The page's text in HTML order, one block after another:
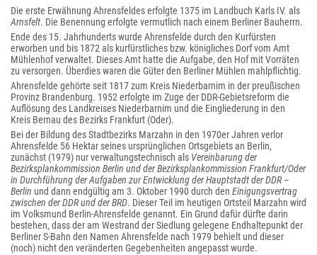
Die erste Erwähnung Ahrensfeldes erfolgte 1375 im Landbuch Karls IV. als
Arnsfelt. Die Benennung erfolgte vermutlich nach einem Berliner Bauherrn.
Ende des 15. Jahrhunderts wurde Ahrensfelde durch den Kurfürsten
erworben und bis 1872 als kurfürstliches bzw. königliches Dorf vom Amt
Mühlenhof verwaltet. Dieses Amt hatte die Aufgabe, den Hof mit Vorräten
zu versorgen. Überdies waren die Güter den Berliner Mühlen mahlpflichtig.
Ahrensfelde gehörte seit 1817 zum Kreis Niederbarnim in der preußischen
Provinz Brandenburg. 1952 erfolgte im Zuge der DDR-Gebietsreform die
Auflösung des Landkreises Niederbarnim und die Eingliederung in den
Kreis Bernau des Bezirks Frankfurt (Oder).
Bei der Bildung des Stadtbezirks Marzahn in den 1970er Jahren verlor
Ahrensfelde 56 Hektar seines ursprünglichen Ortsgebiets an Berlin,
zunächst (1979) nur verwaltungstechnisch als Vereinbarung der
Bezirksplankommission Berlin und der Bezirksplankommission Frankfurt/Oder
in Durchführung der Aufgaben zur Entwicklung der Hauptstadt der DDR –
Berlin und dann endgültig am 3. Oktober 1990 durch den Einigungsvertrag
zwischen der DDR und der BRD. Dieser Teil im heutigen Ortsteil Marzahn wird
im Volksmund Berlin-Ahrensfelde genannt. Ein Grund dafür dürfte darin
bestehen, dass der am Westrand der Siedlung gelegene Endhaltepunkt der
Berliner S-Bahn den Namen Ahrensfelde nach 1979 behielt und dieser
(noch) nicht den veränderten Gegebenheiten angepasst wurde.